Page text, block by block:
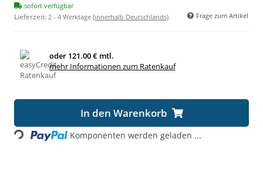
sofort verfügbar
Lieferzeit: 2 - 4 Werktage (innerhalb Deutschlands) Frage zum Artikel
oder 121.00 € mtl.
mehr Informationen zum Ratenkauf
In den Warenkorb
Loading... Komponenten werden geladen ...